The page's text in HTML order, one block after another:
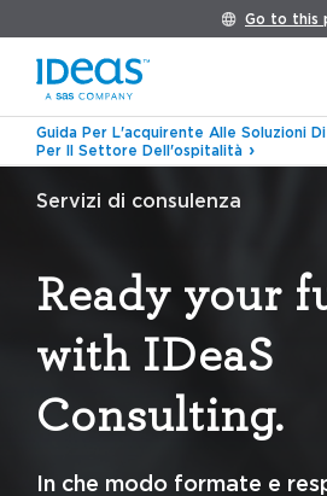
Go to this
Guida Per L'acquirente Alle Soluzioni
Per Il Settore Dell'ospitalità
Servizi di consulenza
Ready your
with IDeaS
Consulting.
In che modo formate e